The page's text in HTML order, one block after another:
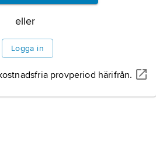
om artikeln
eller
Logga in
provperiod härifrån.